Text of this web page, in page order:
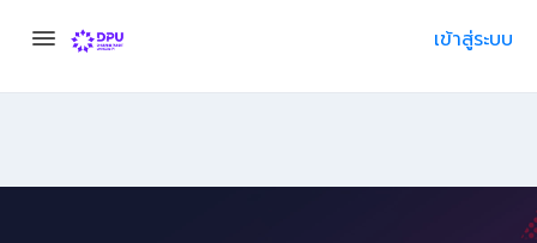
เข้าสู่ระบบ